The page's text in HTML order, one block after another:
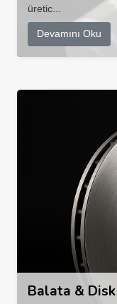
üretic...
Devamını Oku
Balata &